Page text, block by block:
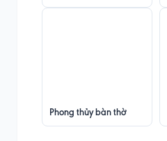
Phong thủy bàn thờ